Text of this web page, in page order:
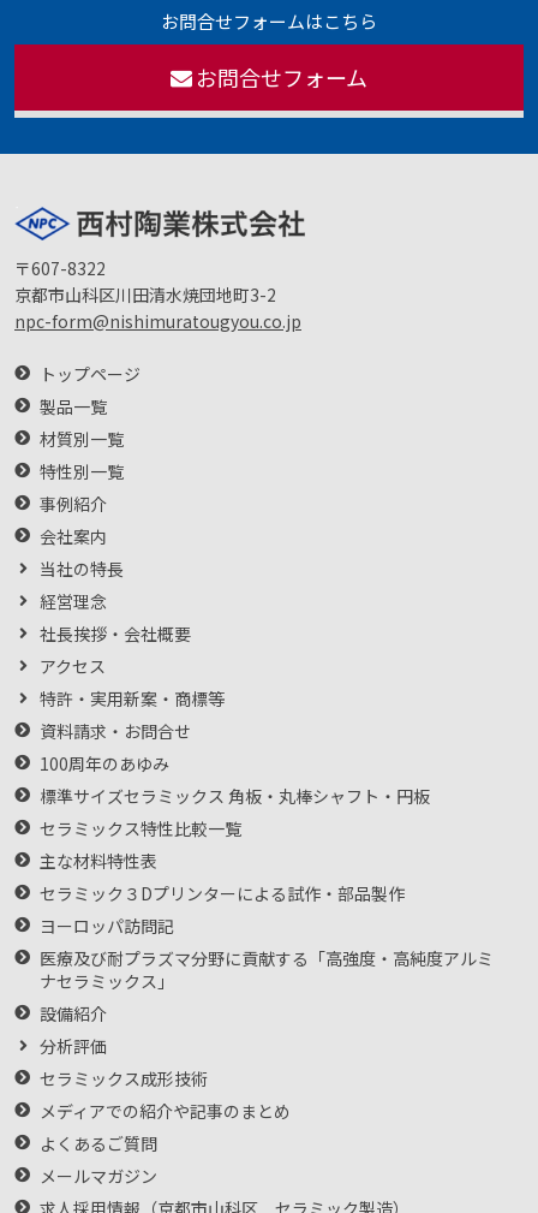
お問合せフォームはこちら
お問合せフォーム
〒607-8322
京都市山科区川田清水焼団地町3-2
npc-form@nishimuratougyou.co.jp
トップページ
製品一覧
材質別一覧
特性別一覧
事例紹介
会社案内
当社の特長
経営理念
社長挨拶・会社概要
アクセス
特許・実用新案・商標等
資料請求・お問合せ
100周年のあゆみ
標準サイズセラミックス 角板・丸棒シャフト・円板
セラミックス特性比較一覧
主な材料特性表
セラミック３Dプリンターによる試作・部品製作
ヨーロッパ訪問記
医療及び耐プラズマ分野に貢献する「高強度・高純度アルミ
ナセラミックス」
設備紹介
分析評価
セラミックス成形技術
メディアでの紹介や記事のまとめ
よくあるご質問
メールマガジン